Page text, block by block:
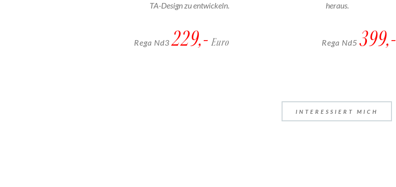
TA-Design zu entwickeln.
heraus.
Rega Nd3 229,- Euro Rega Nd5 399,-
INTERESSIERT MICH